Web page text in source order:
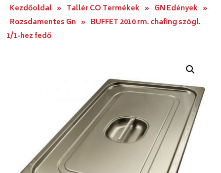
Kezdőoldal » Tallér CO Termékek » GN Edények »
Rozsdamentes Gn » BUFFET 2010 rm. chafing szögl.
1/1-hez fedő